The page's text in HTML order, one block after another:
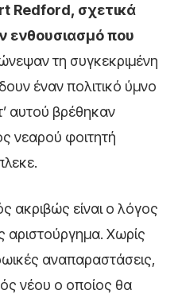
Redford, σχετικά
ενθουσιασμό που
τη συγκεκριμένη
έναν πολιτικό ύμνο
αυτού βρέθηκαν
νεαρού φοιτητή
ακριβώς είναι ο λόγος
αριστούργημα. Χωρίς
αναπαραστάσεις,
νέου ο οποίος θα